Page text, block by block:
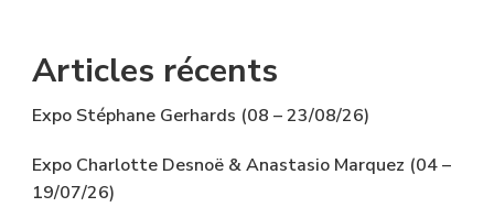
Articles récents
Expo Stéphane Gerhards (08 – 23/08/26)
Expo Charlotte Desnoë & Anastasio Marquez (04 –
19/07/26)